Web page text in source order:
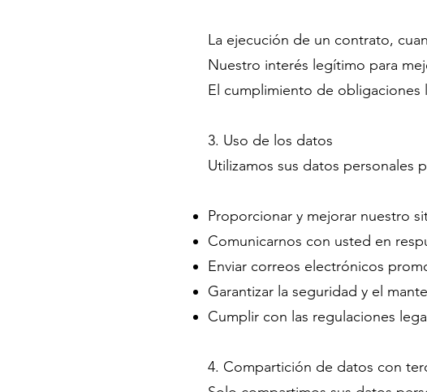
La ejecución de un contrato,
Nuestro interés legítimo para
El cumplimiento de obligaciones
3. Uso de los datos
Utilizamos sus datos personales
Proporcionar y mejorar nuestro
Comunicarnos con usted en
Enviar correos electrónicos
Garantizar la seguridad y el
Cumplir con las regulaciones
4. Compartición de datos con